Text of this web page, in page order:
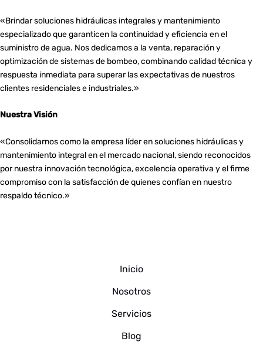
«Brindar soluciones hidráulicas integrales y mantenimiento
especializado que garanticen la continuidad y eficiencia en el
suministro de agua. Nos dedicamos a la venta, reparación y
optimización de sistemas de bombeo, combinando calidad técnica y
respuesta inmediata para superar las expectativas de nuestros
clientes residenciales e industriales.»
Nuestra Visión
«Consolidarnos como la empresa líder en soluciones hidráulicas y
mantenimiento integral en el mercado nacional, siendo reconocidos
por nuestra innovación tecnológica, excelencia operativa y el firme
compromiso con la satisfacción de quienes confían en nuestro
respaldo técnico.»
Inicio
Nosotros
Servicios
Blog